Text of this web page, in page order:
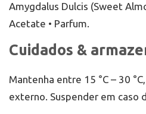
Amygdalus Dulcis (Sweet
Acetate • Parfum.
Cuidados &
Mantenha entre 15 °C – 30
externo. Suspender em caso